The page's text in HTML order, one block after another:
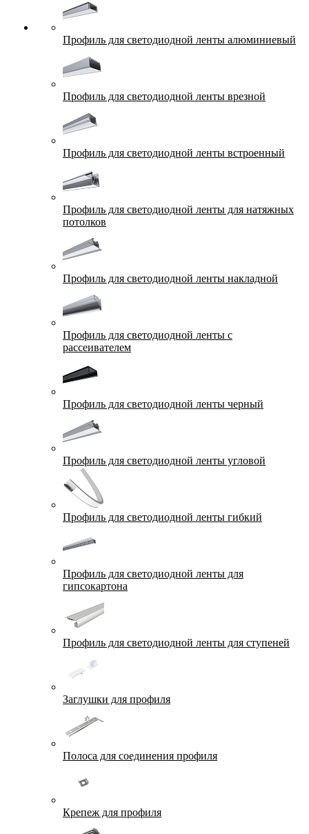
Профиль для светодиодной ленты алюминиевый
Профиль для светодиодной ленты врезной
Профиль для светодиодной ленты встроенный
Профиль для светодиодной ленты для натяжных
потолков
Профиль для светодиодной ленты накладной
Профиль для светодиодной ленты с
рассеивателем
Профиль для светодиодной ленты черный
Профиль для светодиодной ленты угловой
Профиль для светодиодной ленты гибкий
Профиль для светодиодной ленты для
гипсокартона
Профиль для светодиодной ленты для ступеней
Заглушки для профиля
Полоса для соединения профиля
Крепеж для профиля